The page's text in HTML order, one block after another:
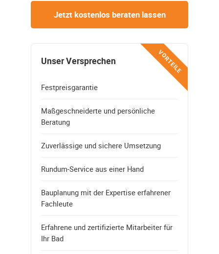
Jetzt kostenlos beraten lassen
VORTEILE
Unser Versprechen
Festpreisgarantie
Maßgeschneiderte und persönliche
Beratung
Zuverlässige und sichere Umsetzung
Rundum-Service aus einer Hand
Bauplanung mit der Expertise erfahrener
Fachleute
Erfahrene und zertifizierte Mitarbeiter für
Ihr Bad